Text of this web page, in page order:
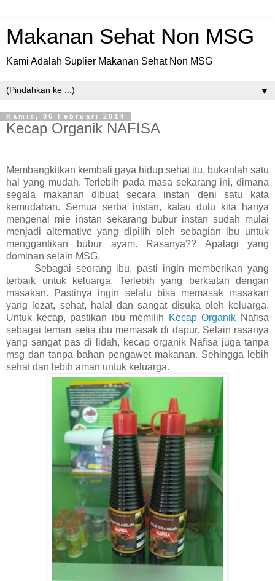
Makanan Sehat Non MSG
Kami Adalah Suplier Makanan Sehat Non MSG
▼
Kamis, 06 Februari 2014
Kecap Organik NAFISA
Membangkitkan kembali gaya hidup sehat itu, bukanlah satu
hal yang mudah.Terlebih pada masa sekarang ini, dimana
segala makanan dibuat secara instan deni satu kata
kemudahan. Semua serba instan, kalau dulu kita hanya
mengenal mie instan sekarang bubur instan sudah mulai
menjadi alternative yang dipilih oleh sebagian ibu untuk
menggantikan bubur ayam. Rasanya?? Apalagi yang
dominan selain MSG.
Sebagai seorang ibu, pasti ingin memberikan yang
terbaik untuk keluarga. Terlebih yang berkaitan dengan
masakan. Pastinya ingin selalu bisa memasak masakan
yang lezat, sehat, halal dan sangat disuka oleh keluarga.
Untuk kecap, pastikan ibu memilih
Kecap Organik Nafisa
sebagai teman setia ibu memasak di dapur. Selain rasanya
yang sangat pas di lidah, kecap organik Nafisa juga tanpa
msg dan tanpa bahan pengawet makanan. Sehingga lebih
sehat dan lebih aman untuk keluarga.